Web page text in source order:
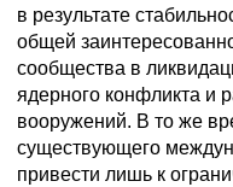
в результате
общей
сообщества в
ядерного конфликта и
вооружений. В то же
существующего
привести лишь к